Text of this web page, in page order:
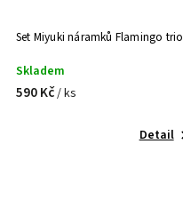
Set Miyuki náramků Flamingo trio
Skladem
590 Kč/ ks
Detail